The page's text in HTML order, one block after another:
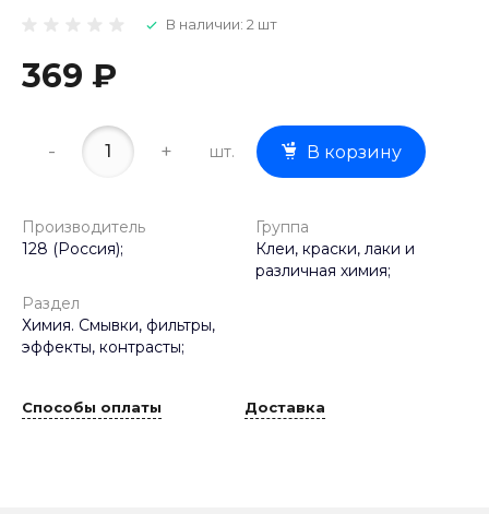
В наличии: 2 шт
369 ₽
- + шт. В корзину
Производитель
128 (Россия);
Группа
Клеи, краски, лаки и
различная химия;
Раздел
Химия. Смывки, фильтры,
эффекты, контрасты;
Способы оплаты Доставка